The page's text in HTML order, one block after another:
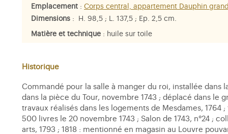
Emplacement : Corps central, appartement Dauphin
Dimensions : H. 98,5 ; L. 137,5 ; Ep. 2,5 cm.
Matière et technique : huile sur toile
Historique
Commandé pour la salle à manger du roi, installée dans
dans la pièce du Tour, novembre 1743 ; déplacé dans le
travaux réalisés dans les logements de Mesdames, 1764
500 livres le 20 novembre 1743 ; Salon de 1743, n°24 ;
arts, 1793 ; 1818 : mentionné en magasin au Louvre